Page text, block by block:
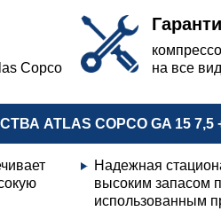
Copco
на все
ATLAS COPCO GA 15 7,5
Надежная
высоким запасом
использованным